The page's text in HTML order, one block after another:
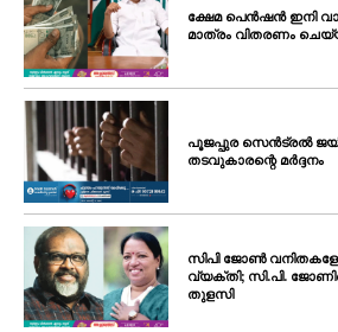
Subscription Plans
My account
Grievance Redressal
ക്ഷേമ പെൻഷൻ ഇനി
മാത്രം വിതരണം
പൂജപ്പുര സെൻട്രൽ
തടവുകാരന്റെ മർദ്ദനം
സിപി ജോൺ
വ്യക്തി; സി.പി.
തുളസി